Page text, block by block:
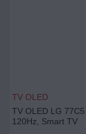
TV OLED
TV OLED LG
120Hz, Smart TV